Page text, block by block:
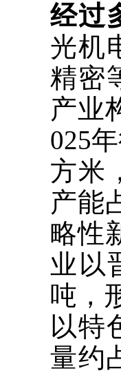
经过
光机
精密
产业
025
方米
产能
略性
业以
吨，
以特
量约